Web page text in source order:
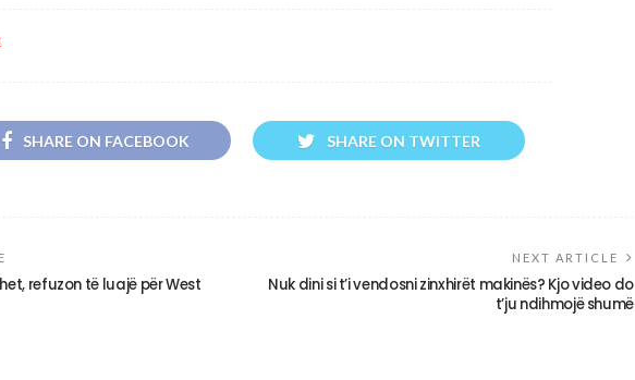
SHARE ON FACEBOOK SHARE ON TWITTER
refuzon të luajë për West
NEXT ARTICLE
Nuk dini si t’i vendosni zinxhirët makinës? Kjo video do
t’ju ndihmojë shumë